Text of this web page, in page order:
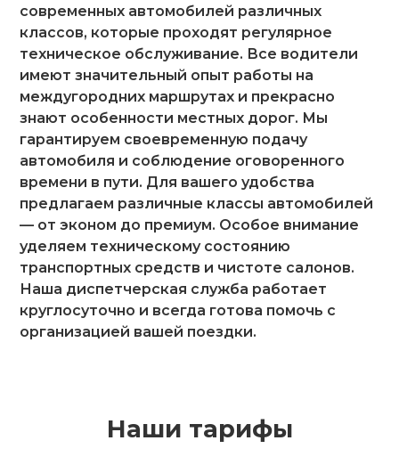
современных автомобилей различных
классов, которые проходят регулярное
техническое обслуживание. Все водители
имеют значительный опыт работы на
междугородних маршрутах и прекрасно
знают особенности местных дорог. Мы
гарантируем своевременную подачу
автомобиля и соблюдение оговоренного
времени в пути. Для вашего удобства
предлагаем различные классы автомобилей
— от эконом до премиум. Особое внимание
уделяем техническому состоянию
транспортных средств и чистоте салонов.
Наша диспетчерская служба работает
круглосуточно и всегда готова помочь с
организацией вашей поездки.
Наши тарифы